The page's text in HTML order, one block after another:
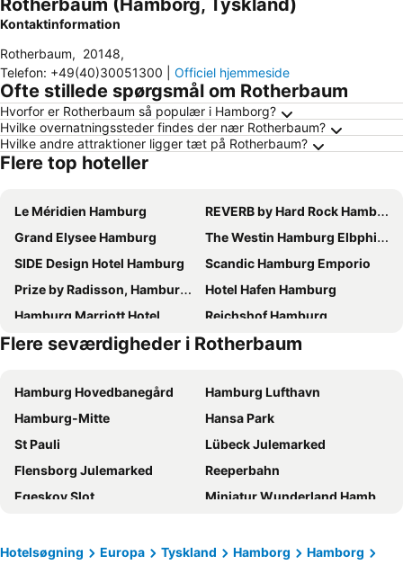
Rotherbaum (Hamborg, Tyskland)
Kontaktinformation
Rotherbaum, 20148,
Telefon: +49(40)30051300 Officiel hjemmeside
Ofte stillede spørgsmål om Rotherbaum
Hvorfor er Rotherbaum så populær i Hamborg?
Hvilke overnatningssteder findes der nær Rotherbaum?
Hvilke andre attraktioner ligger tæt på Rotherbaum?
Flere top hoteller
Le Méridien Hamburg
REVERB by Hard Rock Hamburg
Grand Elysee Hamburg
The Westin Hamburg Elbphilharmonie
SIDE Design Hotel Hamburg
Scandic Hamburg Emporio
Prize by Radisson, Hamburg-City
Hotel Hafen Hamburg
Hamburg Marriott Hotel
Reichshof Hamburg
Premier Inn Hamburg City Zentrum
Innside by Meliá Hamburg Hafen
ibis Hamburg City
Novotel Hamburg City Alster
Holiday Inn Hamburg - Hafencity By Ihg
HYPERION Hotel Hamburg
Barceló Hamburg
Courtyard by Marriott Hamburg City
Radisson Blu Hotel, Hamburg
Hampton by Hilton Hamburg City Centre
Premier Inn Hamburg City Alster
The Cloud One Hamburg-Kontorhaus
Novotel Hamburg Central Station
Steigenberger Hotel Hamburg
Flere seværdigheder i Rotherbaum
Hamburg Hovedbanegård
Hamburg Lufthavn
Hamburg-Mitte
Hansa Park
St Pauli
Lübeck Julemarked
Flensborg Julemarked
Reeperbahn
Egeskov Slot
Miniatur Wunderland Hamburg
Hamborg rådhus
HafenCity Hamburg
Hotelsøgning Europa Tyskland Hamborg
Hamborg